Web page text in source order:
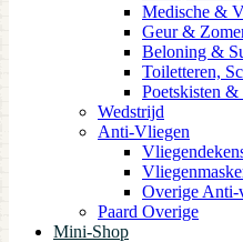
Medische &
Geur &
Beloning &
Toiletteren,
Poetskisten &
Wedstrijd
Anti-Vliegen
Overige Anti-
Paard Overige
Mini-Shop